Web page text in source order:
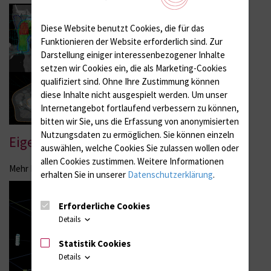
Eigene klinische Studien
Mehr Infos
Diese Website benutzt Cookies, die für das
Funktionieren der Website erforderlich sind. Zur
Darstellung einiger interessenbezogener Inhalte
setzen wir Cookies ein, die als Marketing-Cookies
qualifiziert sind. Ohne Ihre Zustimmung können
diese Inhalte nicht ausgespielt werden. Um unser
Internetangebot fortlaufend verbessern zu können,
bitten wir Sie, uns die Erfassung von anonymisierten
Nutzungsdaten zu ermöglichen. Sie können einzeln
auswählen, welche Cookies Sie zulassen wollen oder
allen Cookies zustimmen. Weitere Informationen
erhalten Sie in unserer Datenschutzerklärung.
Erforderliche Cookies
Details
Statistik Cookies
Details